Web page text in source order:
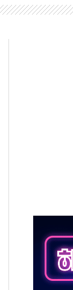
큐·도어대시↑
현 속 혼조세...웨
, 상승...호실적 보
파리' 공격… 시민
기대감에 홀로
험수위…숨은 차
단계 진압 중
상대 中과 비교
'선봉'의 대민 봉사
1발 발사… 올해
보 위기… 반군·
표면 부식 물질"